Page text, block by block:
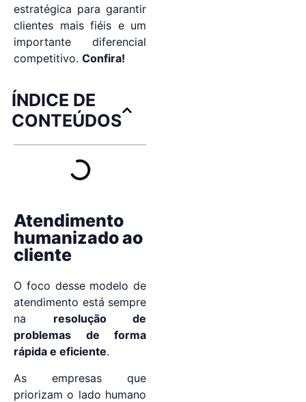
estratégica para garantir
clientes mais fiéis e um
importante diferencial
competitivo. Confira!
ÍNDICE DE
CONTEÚDOS
Atendimento
humanizado ao
cliente
O foco desse modelo de
atendimento está sempre
na resolução de
problemas de forma
rápida e eficiente.
As empresas que
priorizam o lado humano